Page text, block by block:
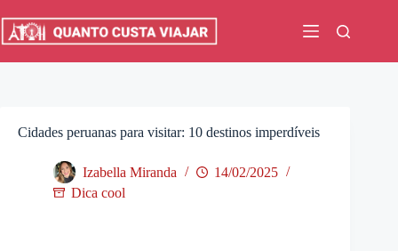
para
Cidades peruanas para visitar: 10 destinos imperdíveis
Izabella Miranda
14/02/2025
Dica cool